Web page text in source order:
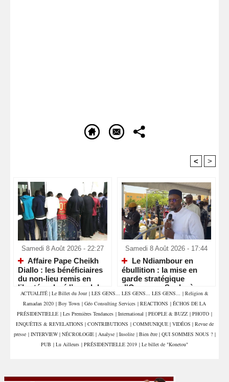
< >
Samedi 8 Août 2026 - 22:27
Affaire Pape Cheikh
Diallo : les bénéficiaires
du non-lieu remis en
liberté malgré l’appel du
parquet
Samedi 8 Août 2026 - 17:44
Le Ndiambour en
ébullition : la mise en
garde stratégique
d'Ousmane Sonko à
Louga
ACTUALITÉ | Le Billet du Jour | LES GENS... LES GENS... LES GENS... | Religion &
Ramadan 2020 | Boy Town | Géo Consulting Services | REACTIONS | ÉCHOS DE LA
PRÉSIDENTIELLE | Les Premières Tendances | International | PEOPLE & BUZZ | PHOTO |
ENQUÊTES & REVELATIONS | CONTRIBUTIONS | COMMUNIQUE | VIDÉOS | Revue de
presse | INTERVIEW | NÉCROLOGIE | Analyse | Insolite | Bien être | QUI SOMMES NOUS ? |
PUB | Lu Ailleurs | PRÉSIDENTIELLE 2019 | Le billet de "Konetou"